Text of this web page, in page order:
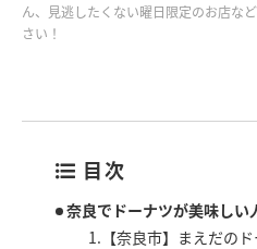
ん、見逃したくない曜日限定のお店な
さい！
目次
奈良でドーナツが美味しい
1.【奈良市】まえだの